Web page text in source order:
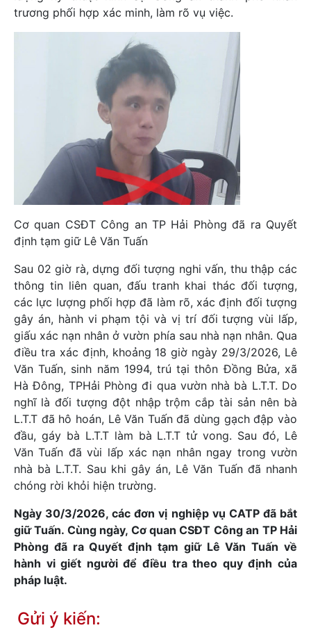
trương phối hợp xác minh, làm rõ vụ việc.
Cơ quan CSĐT Công an TP Hải Phòng đã ra Quyết
định tạm giữ Lê Văn Tuấn
Sau 02 giờ rà, dựng đối tượng nghi vấn, thu thập các
thông tin liên quan, đấu tranh khai thác đối tượng,
các lực lượng phối hợp đã làm rõ, xác định đối tượng
gây án, hành vi phạm tội và vị trí đối tượng vùi lấp,
giấu xác nạn nhân ở vườn phía sau nhà nạn nhân. Qua
điều tra xác định, khoảng 18 giờ ngày 29/3/2026, Lê
Văn Tuấn, sinh năm 1994, trú tại thôn Đồng Bửa, xã
Hà Đông, TPHải Phòng đi qua vườn nhà bà L.T.T. Do
nghĩ là đối tượng đột nhập trộm cắp tài sản nên bà
L.T.T đã hô hoán, Lê Văn Tuấn đã dùng gạch đập vào
đầu, gáy bà L.T.T làm bà L.T.T tử vong. Sau đó, Lê
Văn Tuấn đã vùi lấp xác nạn nhân ngay trong vườn
nhà bà L.T.T. Sau khi gây án, Lê Văn Tuấn đã nhanh
chóng rời khỏi hiện trường.
Ngày 30/3/2026, các đơn vị nghiệp vụ CATP đã bắt
giữ Tuấn. Cùng ngày, Cơ quan CSĐT Công an TP Hải
Phòng đã ra Quyết định tạm giữ Lê Văn Tuấn về
hành vi giết người để điều tra theo quy định của
pháp luật.
Gửi ý kiến: